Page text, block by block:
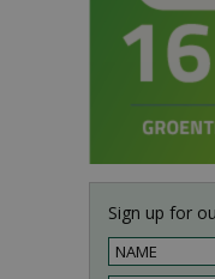
Sign up for